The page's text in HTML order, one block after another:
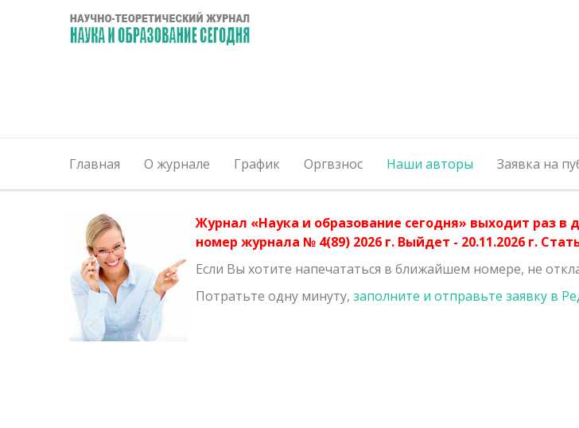
Главная О журнале График Оргвзнос Наши авторы Заявка на
Журнал «Наука и образование сегодня» выходит раз
номер журнала № 4(89) 2026 г. Выйдет - 20.11.2026 г.
Если Вы хотите напечататься в ближайшем номере, не
Потратьте одну минуту, заполните и отправьте заявку в